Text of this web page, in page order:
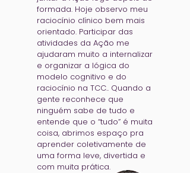
formada. Hoje observo meu
raciocínio clínico bem mais
orientado. Participar das
atividades da Ação me
ajudaram muito a internalizar
e organizar a lógica do
modelo cognitivo e do
raciocínio na TCC.. Quando a
gente reconhece que
ninguém sabe de tudo e
entende que o “tudo” é muita
coisa, abrimos espaço pra
aprender coletivamente de
uma forma leve, divertida e
com muita prática.